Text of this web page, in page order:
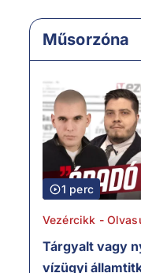
Műsorzóna
1 perc
Vezércikk -
Tárgyalt vagy
vízügyi